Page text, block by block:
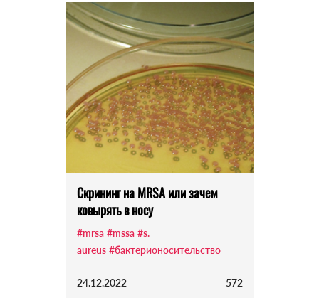
Скрининг на MRSA или зачем
ковырять в носу
#mrsa #mssa #s.
aureus #бактерионосительство
24.12.2022 572